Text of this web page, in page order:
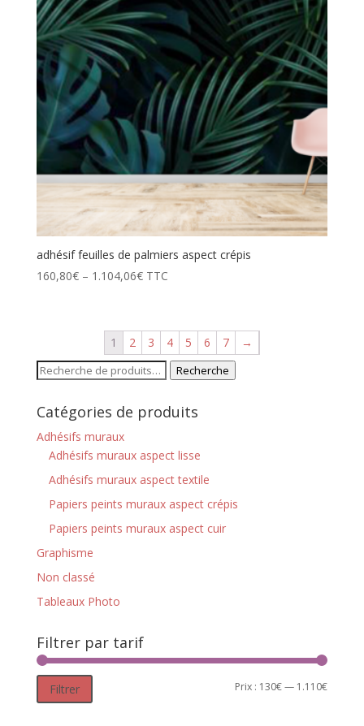
adhésif feuilles de palmiers aspect crépis
160,80€– 1.104,06€ TTC
1 2 3 4 5 6 7
→
Recherche
Recherche
Catégories de produits
Adhésifs muraux
Adhésifs muraux aspect lisse
Adhésifs muraux aspect textile
Papiers peints muraux aspect crépis
Papiers peints muraux aspect cuir
Graphisme
Non classé
Tableaux Photo
Filtrer par tarif
Filtrer Prix : 130€— 1.110€